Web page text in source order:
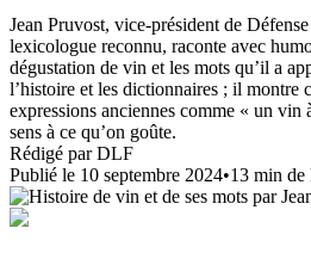
Jean Pruvost, vice-président de
lexicologue reconnu, raconte avec
dégustation de vin et les mots qu’il a
l’histoire et les dictionnaires ; il montre
expressions anciennes comme « un vin
sens à ce qu’on goûte.
Rédigé parDLF
Publié le 10 septembre 2024•13 min de